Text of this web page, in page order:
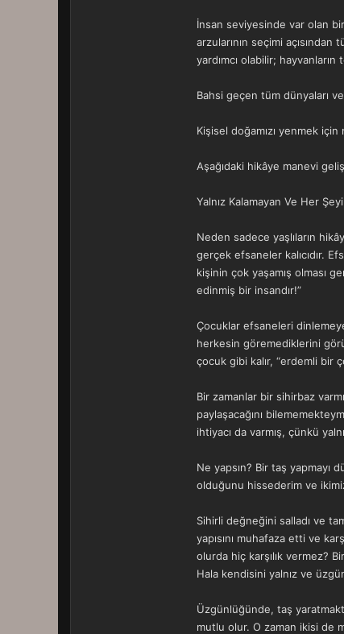
İnsan seviyesinde var olan
arzularının seçimi
yardımcı olabilir;
Bahsi geçen tüm dünyaları
Kişisel doğamızı yenmek
Aşağıdaki hikâye manevi
Yalnız Kalamayan Ve Her
Neden sadece yaşlıların
gerçek efsaneler kalıcıdır.
kişinin çok yaşamış olması
edinmiş bir insandır!”
Çocuklar efsaneleri
herkesin göremediklerini
çocuk gibi kalır, “erdemli bir
Bir zamanlar bir sihirbaz
paylaşacağını
ihtiyacı da varmış, çünkü
Ne yapsın? Bir taş yapmayı
olduğunu hissederim ve
Sihirli değneğini salladı ve
yapısını muhafaza etti ve
olurda hiç karşılık vermez?
Hala kendisini yalnız ve
Üzgünlüğünde, taş
mutlu olur. O zaman ikisi de